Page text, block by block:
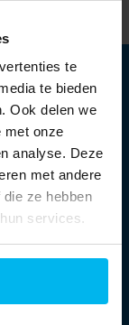
te
te bieden
Ook delen we
met onze
analyse. Deze
met andere
ze hebben
services.